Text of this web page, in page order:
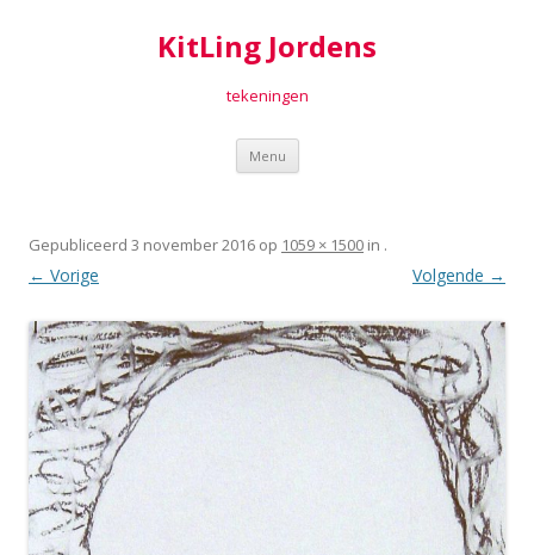
KitLing Jordens
tekeningen
Menu Spring
inhoud
Gepubliceerd 3 november 2016 op 1059 × 1500 in .
← Vorige Volgende →